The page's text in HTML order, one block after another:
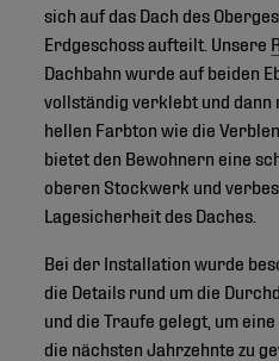
sich auf das Dach des
Erdgeschoss aufteilt. Unsere
Dachbahn wurde auf beiden
vollständig verklebt und dann
hellen Farbton wie die
bietet den Bewohnern eine
oberen Stockwerk und
Lagesicherheit des Daches.
Bei der Installation wurde
die Details rund um die
und die Traufe gelegt, um
die nächsten Jahrzehnte zu